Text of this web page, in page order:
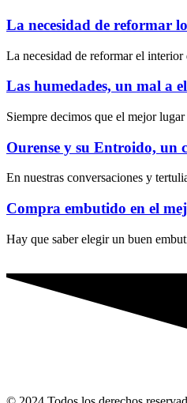
La necesidad de reformar
La necesidad de reformar el
Las humedades, un mal a
Siempre decimos que el mejor
Ourense y su Entroido, un
En nuestras conversaciones y
Compra embutido en el
Hay que saber elegir un buen